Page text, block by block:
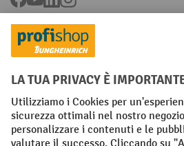
Condizioni Generali di Vendita
Dichiarazione di protezione dei dati
Impostazioni sulla privacy